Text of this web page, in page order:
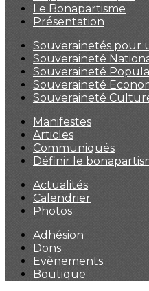
Le Bonapartisme
Présentation
Souverainetés pour
Souveraineté
Souveraineté
Souveraineté
Souveraineté
Manifestes
Articles
Communiqués
Définir le
Actualités
Calendrier
Photos
Adhésion
Dons
Evènements
Boutique